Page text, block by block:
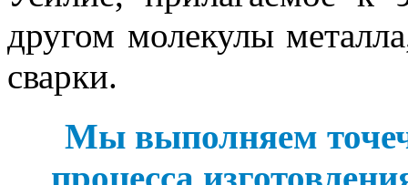
другом молекулы
сварки.
Мы выполняем